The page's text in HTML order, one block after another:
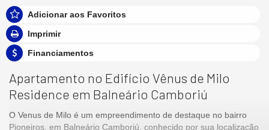
Adicionar aos Favoritos
Imprimir
Financiamentos
Apartamento no Edifício Vênus de Milo
Residence em Balneário Camboriú
O Venus de Milo é um empreendimento de destaque no bairro
Pioneiros, em Balneário Camboriú, conhecido por sua localização